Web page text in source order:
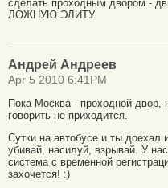
сделать проходным двором -
ЛОЖНУЮ ЭЛИТУ.
Андрей Андреев
Apr 5 2010 6:41PM
Пока Москва - проходной двор,
говорить не приходится.
Сутки на автобусе и ты доехал
убивай, насилуй, взрывай. У
система с временной
захочется! :)